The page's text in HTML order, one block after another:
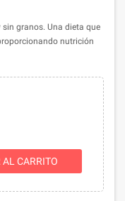
granos. Una dieta que
nutrición
CARRITO